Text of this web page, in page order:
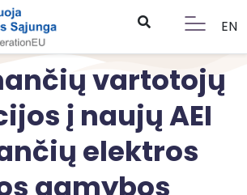
EN
vartotojų
į naujų AEI
elektros
gamybos